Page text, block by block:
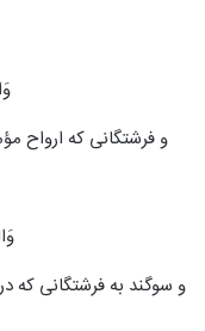
و فرشتگانی که ارواح
و سوگند به فرشتگانی که